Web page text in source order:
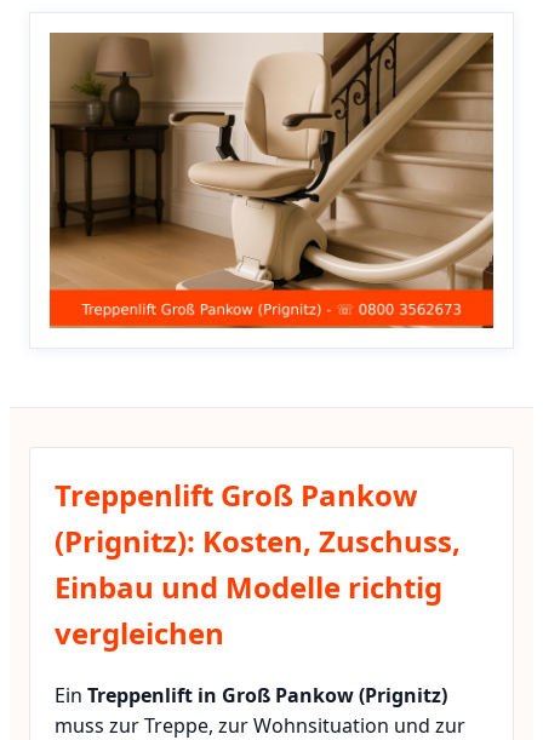
Treppenlift Groß Pankow
(Prignitz): Kosten, Zuschuss,
Einbau und Modelle richtig
vergleichen
Ein Treppenlift in Groß Pankow (Prignitz)
muss zur Treppe, zur Wohnsituation und zur